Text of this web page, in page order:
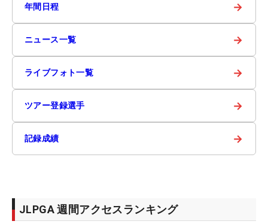
年間日程 →
ニュース一覧 →
ライブフォト一覧 →
ツアー登録選手 →
記録成績 →
JLPGA 週間アクセスランキング